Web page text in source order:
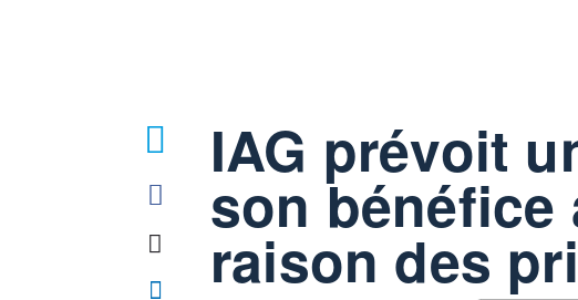
IAG prévoit
son bénéfice
raison des